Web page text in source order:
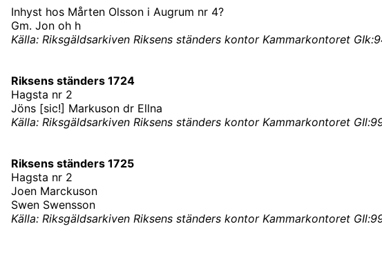
Inhyst hos Mårten Olsson i Augrum nr 4?
Gm. Jon oh h
Källa: Riksgäldsarkiven Riksens ständers kontor Kammarkontoret
Riksens ständers 1724
Hagsta nr 2
Jöns [sic!] Markuson dr Ellna
Källa: Riksgäldsarkiven Riksens ständers kontor Kammarkontoret
Riksens ständers 1725
Hagsta nr 2
Joen Marckuson
Swen Swensson
Källa: Riksgäldsarkiven Riksens ständers kontor Kammarkontoret